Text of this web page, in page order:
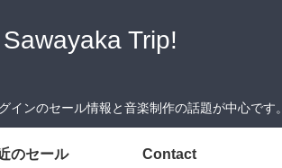
Sawayaka Trip!
インのセール情報と音楽制作の話題が中心です。
のセール Contact